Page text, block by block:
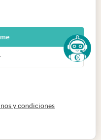
pestaña
y condicionesabre en nueva